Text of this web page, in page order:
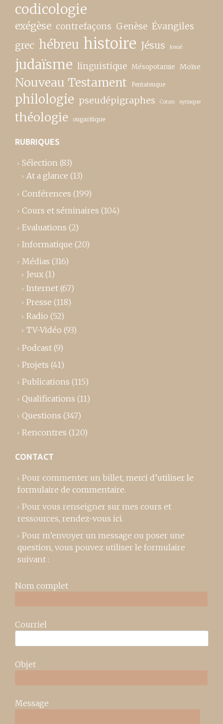
codicologie
exégèse contrefaçons Genèse Évangiles
grec hébreu histoire Jésus Josué
judaïsme linguistique Mésopotamie Moïse
Nouveau Testament Pentateuque
philologie pseudépigraphes Coran syriaque
théologie ougaritique
RUBRIQUES
Sélection (83)
At a glance (13)
Conférences (199)
Cours et séminaires (104)
Evaluations (2)
Informatique (20)
Médias (316)
Jeux (1)
Internet (67)
Presse (118)
Radio (52)
TV-Vidéo (93)
Podcast (9)
Projets (41)
Publications (115)
Qualifications (11)
Questions (347)
Rencontres (120)
CONTACT
Pour commenter un billet, merci d’utiliser le
formulaire de commentaire.
Pour vous renseigner sur mes cours et
ressources, rendez-vous ici.
Pour m’envoyer un message ou poser une
question, vous pouvez utiliser le formulaire
suivant :
Nom complet
Courriel
Objet
Message